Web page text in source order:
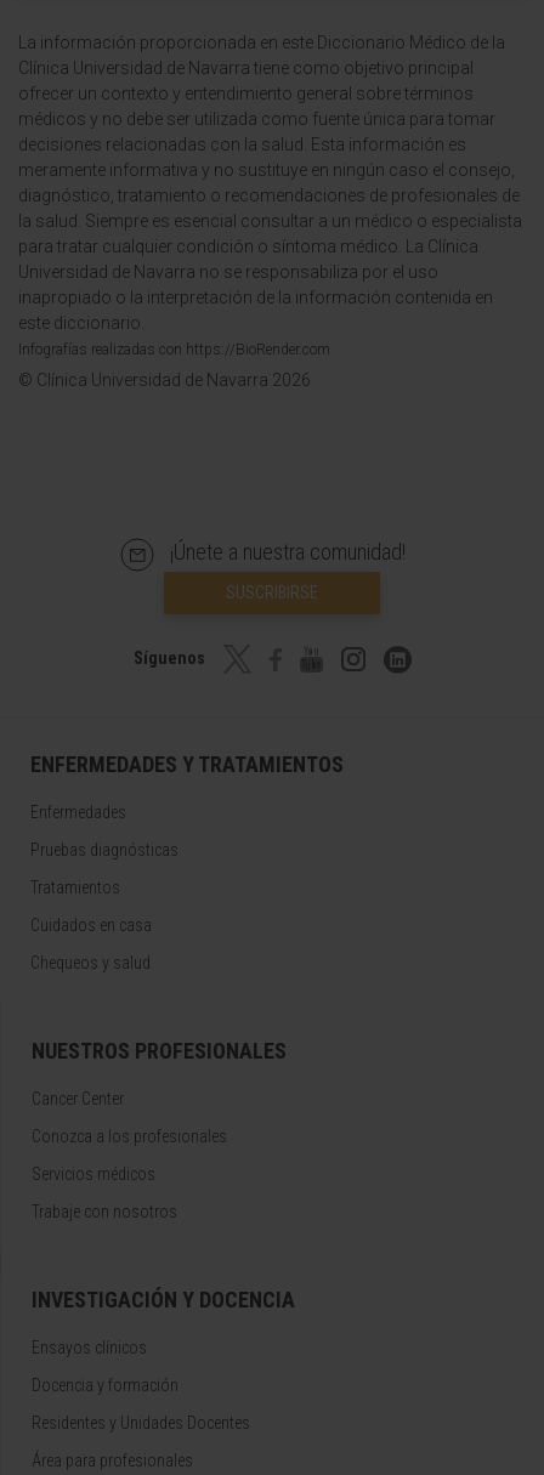
La información proporcionada en este Diccionario Médico de la
Clínica Universidad de Navarra tiene como objetivo principal
ofrecer un contexto y entendimiento general sobre términos
médicos y no debe ser utilizada como fuente única para tomar
decisiones relacionadas con la salud. Esta información es
meramente informativa y no sustituye en ningún caso el consejo,
diagnóstico, tratamiento o recomendaciones de profesionales de
la salud. Siempre es esencial consultar a un médico o especialista
para tratar cualquier condición o síntoma médico. La Clínica
Universidad de Navarra no se responsabiliza por el uso
inapropiado o la interpretación de la información contenida en
este diccionario.
Infografías realizadas con https://BioRender.com
© Clínica Universidad de Navarra 2026
¡Únete a nuestra comunidad!
SUSCRIBIRSE
Síguenos
ENFERMEDADES Y TRATAMIENTOS
Enfermedades
Pruebas diagnósticas
Tratamientos
Cuidados en casa
Chequeos y salud
NUESTROS PROFESIONALES
Cancer Center
Conozca a los profesionales
Servicios médicos
Trabaje con nosotros
INVESTIGACIÓN Y DOCENCIA
Ensayos clínicos
Docencia y formación
Residentes y Unidades Docentes
Área para profesionales